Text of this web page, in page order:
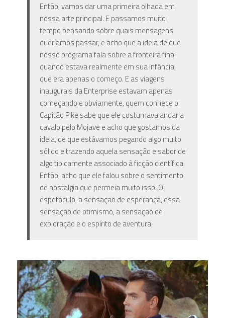
Então, vamos dar uma primeira olhada em
nossa arte principal. E passamos muito
tempo pensando sobre quais mensagens
queríamos passar, e acho que a ideia de que
nosso programa fala sobre a fronteira final
quando estava realmente em sua infância,
que era apenas o começo. E as viagens
inaugurais da Enterprise estavam apenas
começando e obviamente, quem conhece o
Capitão Pike sabe que ele costumava andar a
cavalo pelo Mojave e acho que gostamos da
ideia, de que estávamos pegando algo muito
sólido e trazendo aquela sensação e sabor de
algo tipicamente associado à ficção científica.
Então, acho que ele falou sobre o sentimento
de nostalgia que permeia muito isso. O
espetáculo, a sensação de esperança, essa
sensação de otimismo, a sensação de
exploração e o espírito de aventura.